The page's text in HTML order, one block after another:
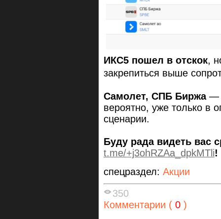
ИКС5 пошел в отскок,
закрепиться выше
Самолет, СПБ Биржа—
вероятно, уже только в
сценарии.
Буду рада видеть вас
t.me/+j3ohRZAa_dpkMTli!
спецраздел: Акции
350
Комментарии ( 0 )